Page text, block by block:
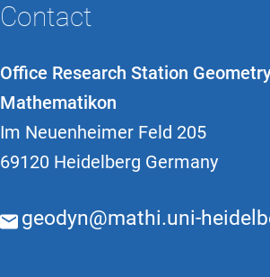
Contact
Office Research Station
Mathematikon
Im Neuenheimer Feld 205
69120 Heidelberg Germany
geodyn@mathi.uni-